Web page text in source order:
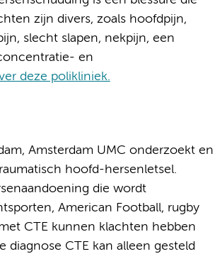
zijn divers, zoals hoofdpijn,
slecht slapen, nekpijn, een
en
deze polikliniek.
Amsterdam UMC onderzoekt en
hoofd-hersenletsel.
die wordt
American Football, rugby
CTE kunnen klachten hebben
CTE kan alleen gesteld